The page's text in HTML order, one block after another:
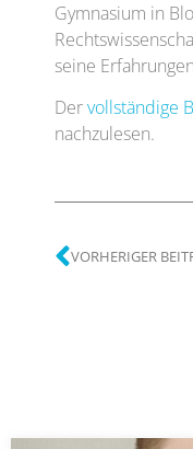
Gymnasium in
seine
Dervollständige
nachzulesen.
VORHERIGER